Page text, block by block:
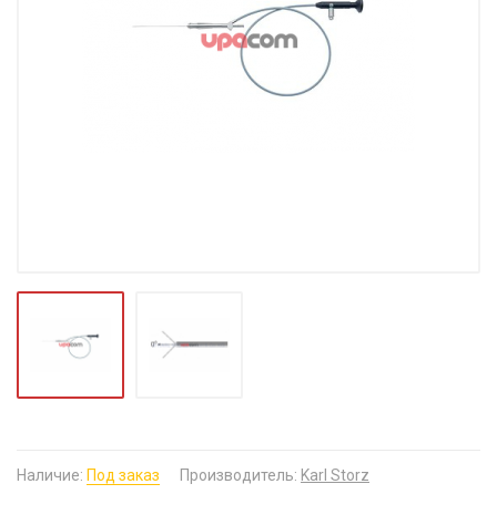
Наличие: Под заказ Производитель: Karl Storz